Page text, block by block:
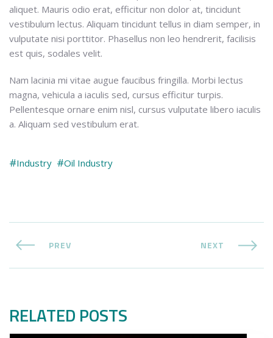
aliquet. Mauris odio erat, efficitur non dolor at, tincidunt
vestibulum lectus. Aliquam tincidunt tellus in diam semper, in
vulputate nisi porttitor. Phasellus non leo hendrerit, facilisis
est quis, sodales velit.
Nam lacinia mi vitae augue faucibus fringilla. Morbi lectus
magna, vehicula a iaculis sed, cursus efficitur turpis.
Pellentesque ornare enim nisl, cursus vulputate libero iaculis
a. Aliquam sed vestibulum erat.
Industry Oil Industry
PREV NEXT
RELATED POSTS